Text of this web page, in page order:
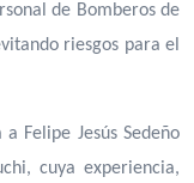
de Bomberos de
riesgos para el
Felipe Jesús Sedeño
cuya experiencia,